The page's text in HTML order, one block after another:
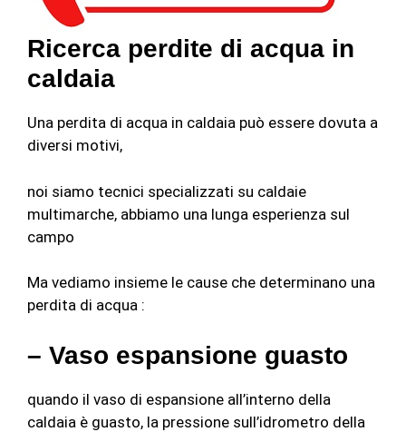
Ricerca perdite di acqua in
caldaia
Una perdita di acqua in caldaia può essere dovuta a
diversi motivi,
noi siamo tecnici specializzati su caldaie
multimarche, abbiamo una lunga esperienza sul
campo
Ma vediamo insieme le cause che determinano una
perdita di acqua :
– Vaso espansione guasto
quando il vaso di espansione all’interno della
caldaia è guasto, la pressione sull’idrometro della